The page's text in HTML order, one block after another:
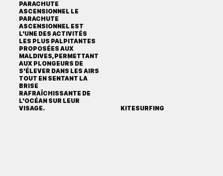
PARACHUTE
ASCENSIONNEL LE
PARACHUTE
ASCENSIONNEL EST
L'UNE DES ACTIVITÉS
LES PLUS PALPITANTES
PROPOSÉES AUX
MALDIVES, PERMETTANT
AUX PLONGEURS DE
S'ÉLEVER DANS LES AIRS
TOUT EN SENTANT LA
BRISE
RAFRAÎCHISSANTE DE
L'OCÉAN SUR LEUR
VISAGE.
KITESURFING